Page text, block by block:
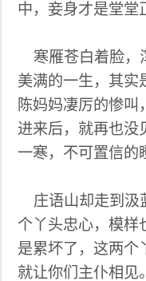
中，妾身才是堂堂
寒雁苍白着脸，
美满的一生，其实
陈妈妈凄厉的惨叫
进来后，就再也
一寒，不可置信的
庄语山却走到汲
个丫头忠心，模样
是累坏了，这两个
就让你们主仆相见